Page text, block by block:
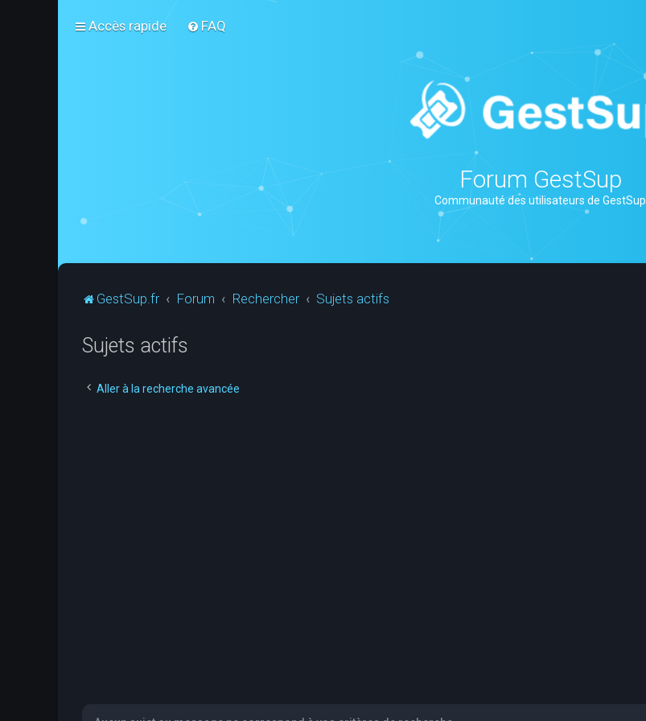
Accès rapide FAQ
Forum GestSup
Communauté des utilisateurs de GestSup
GestSup.fr Forum Rechercher Sujets actifs
Sujets actifs
Aller à la recherche avancée